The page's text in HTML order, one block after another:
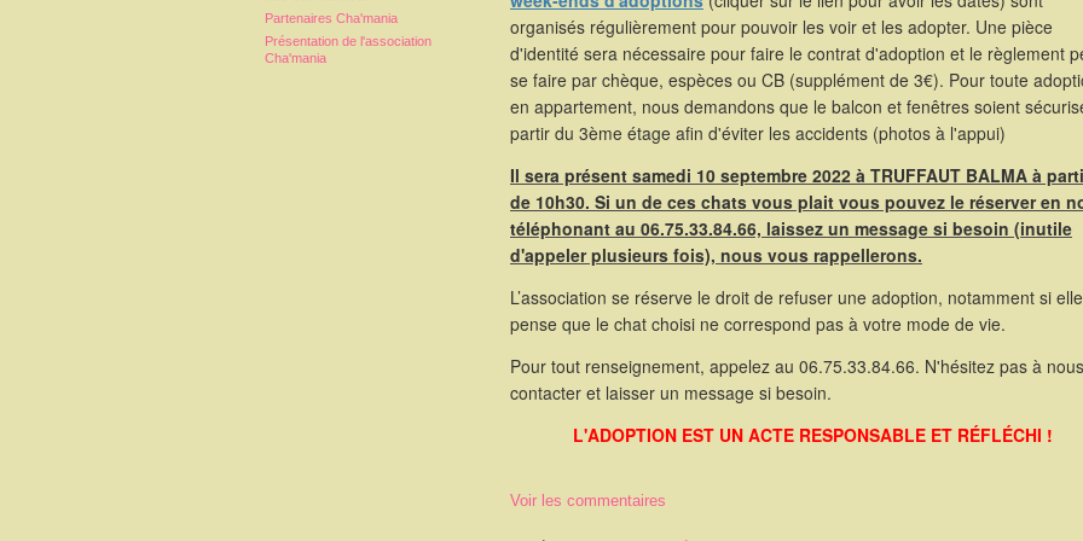
Partenaires Cha'mania
Présentation de l'association
Cha'mania
organisés régulièrement pour pouvoir les voir et les adopter. Une pièce
d'identité sera nécessaire pour faire le contrat d'adoption et le règlement
se faire par chèque, espèces ou CB (supplément de 3€). Pour toute
en appartement, nous demandons que le balcon et fenêtres soient
partir du 3ème étage afin d'éviter les accidents (photos à l'appui)
Il sera présent samedi 10 septembre 2022 à TRUFFAUT BALMA à
de 10h30. Si un de ces chats vous plait vous pouvez le réserver en
téléphonant au 06.75.33.84.66, laissez un message si besoin (inutile
d'appeler plusieurs fois), nous vous rappellerons.
L’association se réserve le droit de refuser une adoption, notamment si elle
pense que le chat choisi ne correspond pas à votre mode de vie.
Pour tout renseignement, appelez au 06.75.33.84.66. N'hésitez pas à nous
contacter et laisser un message si besoin.
L'ADOPTION EST UN ACTE RESPONSABLE ET RÉFLÉCHI !
Voir les commentaires